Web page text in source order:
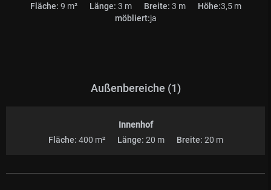
Fläche: 9 m² Länge: 3 m Breite: 3 m Höhe:3,5 m
möbliert:ja
Außenbereiche (1)
Innenhof
Fläche: 400 m² Länge: 20 m Breite: 20 m